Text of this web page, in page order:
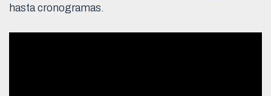
hasta cronogramas.